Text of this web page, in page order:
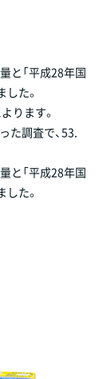
と「平成28年国
た。
ります。
た調査で、53.
と「平成28年国
た。